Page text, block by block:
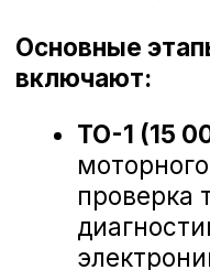
Замена
Замена
вашего автомобиля и
любым дорогам и